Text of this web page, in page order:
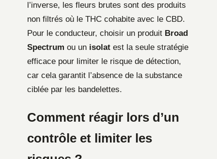
l’inverse, les fleurs brutes sont des produits
non filtrés où le THC cohabite avec le CBD.
Pour le conducteur, choisir un produit Broad
Spectrum ou un isolat est la seule stratégie
efficace pour limiter le risque de détection,
car cela garantit l’absence de la substance
ciblée par les bandelettes.
Comment réagir lors d’un
contrôle et limiter les